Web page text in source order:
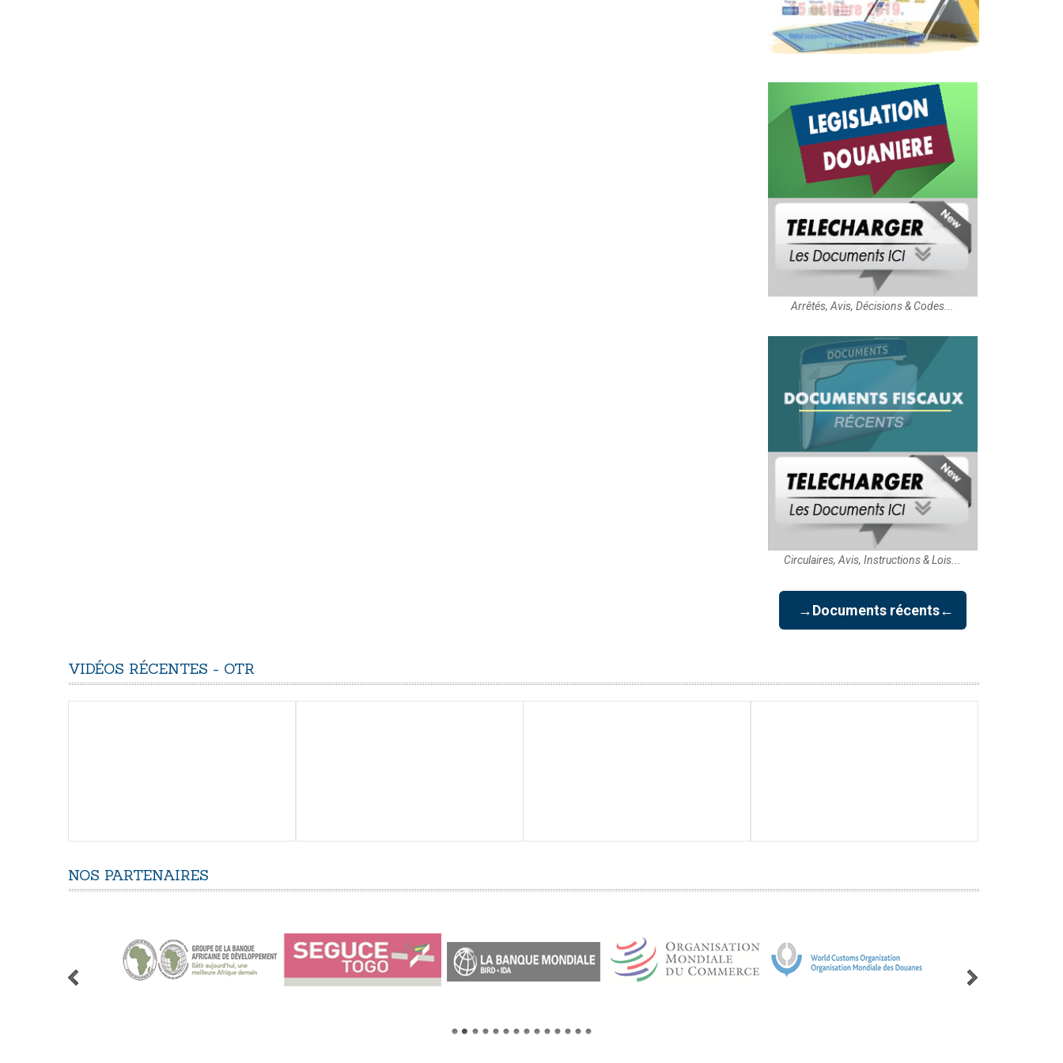
Arrêtés, Avis, Décisions & Codes...
Circulaires, Avis, Instructions & Lois...
→Documents récents←
VIDÉOS RÉCENTES - OTR
NOS PARTENAIRES